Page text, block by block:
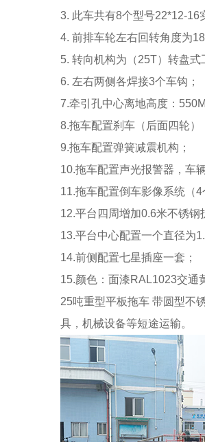
3. 此车共有8个型号22*12-16
4. 前排车轮左右回转角度为
5. 转向机构为（25T）转盘式
6. 左右两侧各焊接3个车钩；
7.牵引孔中心离地高度：
8.拖车配置刹车（后面四轮）
9.拖车配置弹簧减震机构；
10.拖车配置声光报警器，车
11.拖车配置倒车影像系统（4
12.平台四周增加0.6米不锈钢
13.平台中心配置一个直径为
14.前侧配置七星插座一套；
15.颜色：面漆RAL1023交通
25吨重型平板拖车 带圆型不
具，机械设备等短途运输。